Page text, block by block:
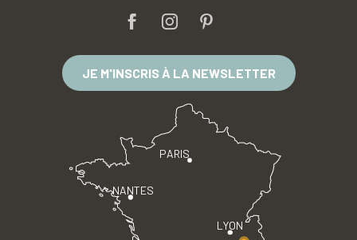
JE M'INSCRIS À LA NEWSLETTER
PARIS
LYON
NANTES